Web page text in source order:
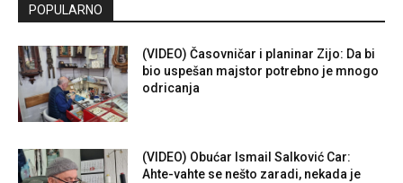
POPULARNO
(VIDEO) Časovničar i planinar Zijo: Da bi
bio uspešan majstor potrebno je mnogo
odricanja
(VIDEO) Obućar Ismail Salković Car:
Ahte-vahte se nešto zaradi, nekada je